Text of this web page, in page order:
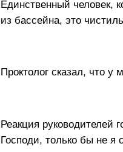
Единственный человек,
из бассейна, это
Проктолог сказал, что у
Реакция руководителей
Господи, только бы не